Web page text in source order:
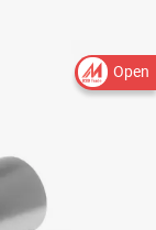
Open